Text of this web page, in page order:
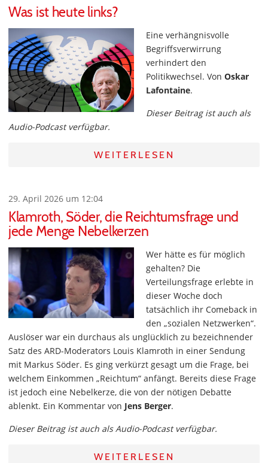
Was ist heute links?
Eine verhängnisvolle
Begriffsverwirrung
verhindert den
Politikwechsel. Von Oskar
Lafontaine.
Dieser Beitrag ist auch als
Audio-Podcast verfügbar.
WEITERLESEN
29. April 2026 um 12:04
Klamroth, Söder, die Reichtumsfrage und
jede Menge Nebelkerzen
Wer hätte es für möglich
gehalten? Die
Verteilungsfrage erlebte in
dieser Woche doch
tatsächlich ihr Comeback in
den „sozialen Netzwerken“.
Auslöser war ein durchaus als unglücklich zu bezeichnender
Satz des ARD-Moderators Louis Klamroth in einer Sendung
mit Markus Söder. Es ging verkürzt gesagt um die Frage, bei
welchem Einkommen „Reichtum“ anfängt. Bereits diese Frage
ist jedoch eine Nebelkerze, die von der nötigen Debatte
ablenkt. Ein Kommentar von Jens Berger.
Dieser Beitrag ist auch als Audio-Podcast verfügbar.
WEITERLESEN